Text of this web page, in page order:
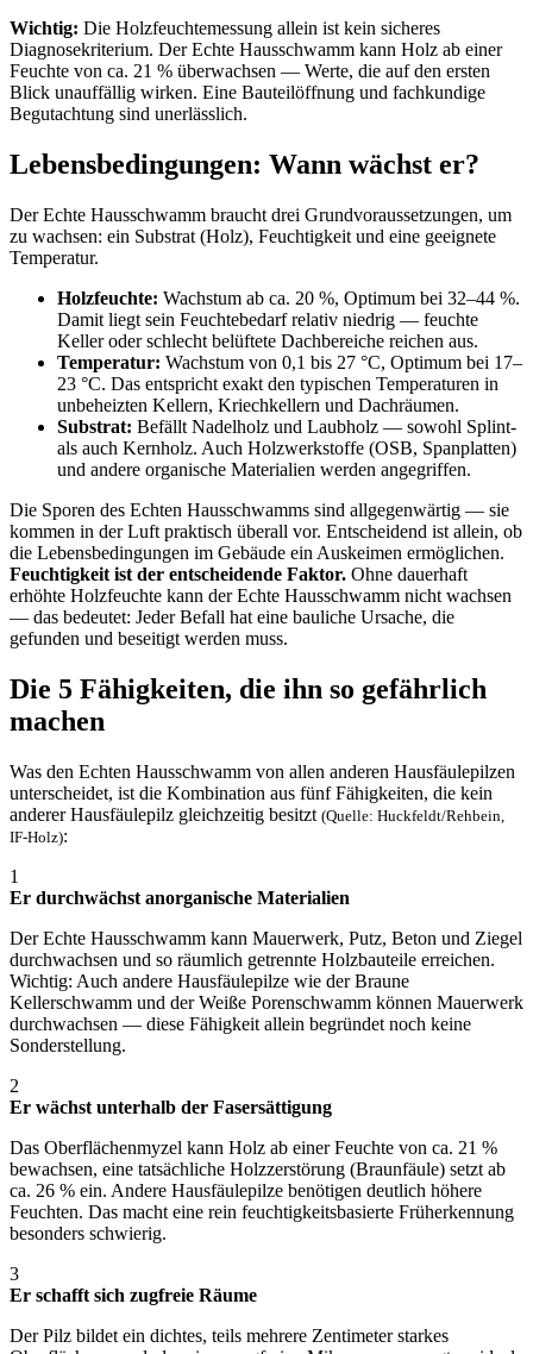
Wichtig: Die Holzfeuchtemessung allein ist kein sicheres
Diagnosekriterium. Der Echte Hausschwamm kann Holz ab einer
Feuchte von ca. 21 % überwachsen — Werte, die auf den ersten
Blick unauffällig wirken. Eine Bauteilöffnung und fachkundige
Begutachtung sind unerlässlich.
Lebensbedingungen: Wann wächst er?
Der Echte Hausschwamm braucht drei Grundvoraussetzungen, um
zu wachsen: ein Substrat (Holz), Feuchtigkeit und eine geeignete
Temperatur.
Holzfeuchte: Wachstum ab ca. 20 %, Optimum bei 32–44 %.
Damit liegt sein Feuchtebedarf relativ niedrig — feuchte
Keller oder schlecht belüftete Dachbereiche reichen aus.
Temperatur: Wachstum von 0,1 bis 27 °C, Optimum bei 17–
23 °C. Das entspricht exakt den typischen Temperaturen in
unbeheizten Kellern, Kriechkellern und Dachräumen.
Substrat: Befällt Nadelholz und Laubholz — sowohl Splint-
als auch Kernholz. Auch Holzwerkstoffe (OSB, Spanplatten)
und andere organische Materialien werden angegriffen.
Die Sporen des Echten Hausschwamms sind allgegenwärtig — sie
kommen in der Luft praktisch überall vor. Entscheidend ist allein, ob
die Lebensbedingungen im Gebäude ein Auskeimen ermöglichen.
Feuchtigkeit ist der entscheidende Faktor. Ohne dauerhaft
erhöhte Holzfeuchte kann der Echte Hausschwamm nicht wachsen
— das bedeutet: Jeder Befall hat eine bauliche Ursache, die
gefunden und beseitigt werden muss.
Die 5 Fähigkeiten, die ihn so gefährlich
machen
Was den Echten Hausschwamm von allen anderen Hausfäulepilzen
unterscheidet, ist die Kombination aus fünf Fähigkeiten, die kein
anderer Hausfäulepilz gleichzeitig besitzt (Quelle: Huckfeldt/Rehbein,
IF-Holz):
1
Er durchwächst anorganische Materialien
Der Echte Hausschwamm kann Mauerwerk, Putz, Beton und Ziegel
durchwachsen und so räumlich getrennte Holzbauteile erreichen.
Wichtig: Auch andere Hausfäulepilze wie der Braune
Kellerschwamm und der Weiße Porenschwamm können Mauerwerk
durchwachsen — diese Fähigkeit allein begründet noch keine
Sonderstellung.
2
Er wächst unterhalb der Fasersättigung
Das Oberflächenmyzel kann Holz ab einer Feuchte von ca. 21 %
bewachsen, eine tatsächliche Holzzerstörung (Braunfäule) setzt ab
ca. 26 % ein. Andere Hausfäulepilze benötigen deutlich höhere
Feuchten. Das macht eine rein feuchtigkeitsbasierte Früherkennung
besonders schwierig.
3
Er schafft sich zugfreie Räume
Der Pilz bildet ein dichtes, teils mehrere Zentimeter starkes